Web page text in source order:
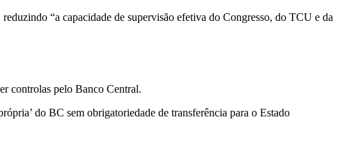
“a capacidade de supervisão efetiva do Congresso, do TCU e da
controlas pelo Banco Central.
do BC sem obrigatoriedade de transferência para o Estado